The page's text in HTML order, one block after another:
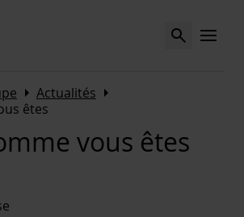
Search MENU
Arrow_right Actualités Arrow_right
êtes
vous êtes